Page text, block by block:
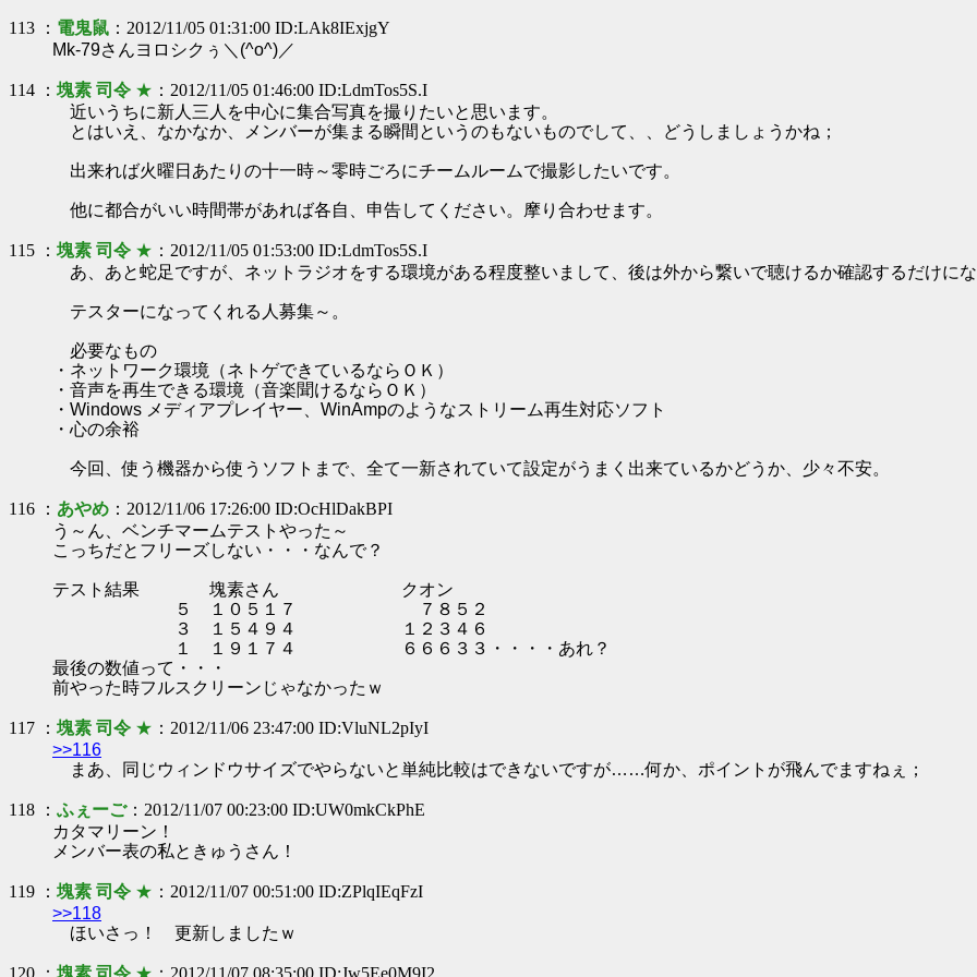
113 ： 電鬼鼠 ：2012/11/05 01:31:00 ID:LAk8IExjgY
Mk-79さんヨロシクぅ＼(^o^)／
114 ： 塊素 司令 ★ ：2012/11/05 01:46:00 ID:LdmTos5S.I
近いうちに新人三人を中心に集合写真を撮りたいと思います。
とはいえ、なかなか、メンバーが集まる瞬間というのもないものでして、、どうしましょうかね；
出来れば火曜日あたりの十一時～零時ごろにチームルームで撮影したいです。
他に都合がいい時間帯があれば各自、申告してください。摩り合わせます。
115 ： 塊素 司令 ★ ：2012/11/05 01:53:00 ID:LdmTos5S.I
あ、あと蛇足ですが、ネットラジオをする環境がある程度整いまして、後は外から繋いで聴けるか確認するだけにな
テスターになってくれる人募集～。
必要なもの
・ネットワーク環境（ネトゲできているならＯＫ）
・音声を再生できる環境（音楽聞けるならＯＫ）
・Windows メディアプレイヤー、WinAmpのようなストリーム再生対応ソフト
・心の余裕
今回、使う機器から使うソフトまで、全て一新されていて設定がうまく出来ているかどうか、少々不安。
116 ： あやめ ：2012/11/06 17:26:00 ID:OcHlDakBPI
う～ん、ベンチマームテストやった～
こっちだとフリーズしない・・・なんで？
テスト結果 塊素さん クオン
５ １０５１７ ７８５２
３ １５４９４ １２３４６
１ １９１７４ ６６６３３・・・・あれ？
最後の数値って・・・
前やった時フルスクリーンじゃなかったｗ
117 ： 塊素 司令 ★ ：2012/11/06 23:47:00 ID:VluNL2pIyI
>>116
まあ、同じウィンドウサイズでやらないと単純比較はできないですが……何か、ポイントが飛んでますねぇ；
118 ： ふぇーご：2012/11/07 00:23:00 ID:UW0mkCkPhE
カタマリーン！
メンバー表の私ときゅうさん！
119 ： 塊素 司令 ★ ：2012/11/07 00:51:00 ID:ZPlqIEqFzI
>>118
ほいさっ！ 更新しましたｗ